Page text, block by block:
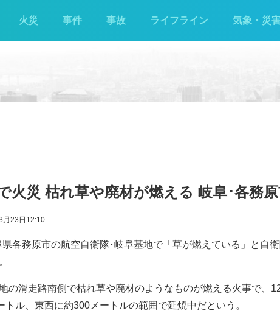
火災 事件 事故 ライフライン 気象・災
火災 枯れ草や廃材が燃える 岐阜･各務
月23日12:10
各務原市の航空自衛隊･岐阜基地で「草が燃えている」と自
の滑走路南側で枯れ草や廃材のようなものが燃える火事で、
トル、東西に約300メートルの範囲で延焼中だという。